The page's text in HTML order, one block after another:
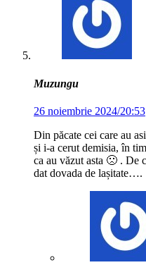
Muzungu
26 noiembrie 2024/20:53
Din păcate cei care au
și i-a cerut demisia, în
ca au văzut asta 🙁 . De
dat dovada de lașitate….